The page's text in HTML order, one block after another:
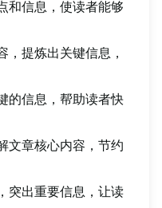
和信息，使读者能够
，提炼出关键信息，
的信息，帮助读者快
文章核心内容，节约
突出重要信息，让读